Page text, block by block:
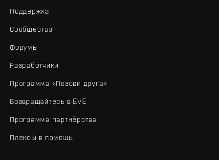
Поддержка
Сообщество
Форумы
Разработчики
Программа «Позови друга»
Возвращайтесь в EVE
Программа партнёрства
Плексы в помощь